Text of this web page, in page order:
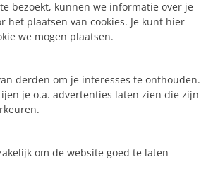
bezoekt, kunnen we informatie over je
het plaatsen van cookies. Je kunt hier
we mogen plaatsen.
derden om je interesses te onthouden.
je o.a. advertenties laten zien die zijn
om de website goed te laten